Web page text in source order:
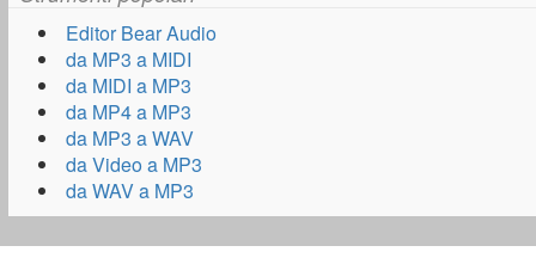
Editor Bear Audio
da MP3 a MIDI
da MIDI a MP3
da MP4 a MP3
da MP3 a WAV
da Video a MP3
da WAV a MP3